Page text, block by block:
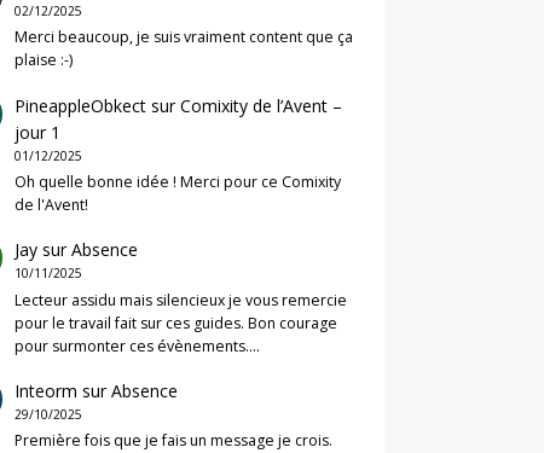
02/12/2025
Merci beaucoup, je suis vraiment content que ça
plaise :-)
PineappleObkect surComixity de l’Avent –
jour 1
01/12/2025
Oh quelle bonne idée ! Merci pour ce Comixity
de l'Avent!
Jay surAbsence
10/11/2025
Lecteur assidu mais silencieux je vous remercie
pour le travail fait sur ces guides. Bon courage
pour surmonter ces évènements.…
Inteorm surAbsence
29/10/2025
Première fois que je fais un message je crois.